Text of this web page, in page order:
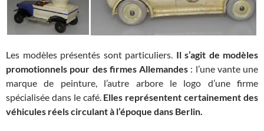
Les modèles présentés sont particuliers. Il s’agit de modèles
promotionnels pour des firmes Allemandes : l’une vante une
marque de peinture, l’autre arbore le logo d’une firme
spécialisée dans le café. Elles représentent certainement des
véhicules réels circulant à l’époque dans Berlin.